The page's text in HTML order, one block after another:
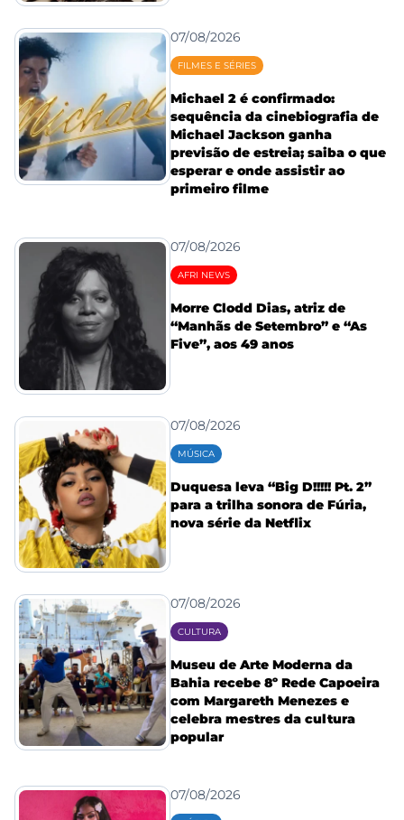
07/08/2026
FILMES E SÉRIES
Michael 2 é confirmado:
sequência da cinebiografia de
Michael Jackson ganha
previsão de estreia; saiba o que
esperar e onde assistir ao
primeiro filme
07/08/2026
AFRI NEWS
Morre Clodd Dias, atriz de
“Manhãs de Setembro” e “As
Five”, aos 49 anos
07/08/2026
MÚSICA
Duquesa leva “Big D!!!!! Pt. 2”
para a trilha sonora de Fúria,
nova série da Netflix
07/08/2026
CULTURA
Museu de Arte Moderna da
Bahia recebe 8º Rede Capoeira
com Margareth Menezes e
celebra mestres da cultura
popular
07/08/2026